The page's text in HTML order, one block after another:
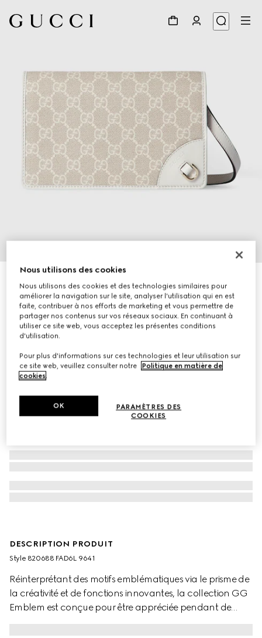
Portefeuille GG Emblem avec lanière en cuir
CA$2,090
DESCRIPTION PRODUIT
Style ‎820688 FAD6L 9641
Réinterprétant des motifs emblématiques via le prisme de
la créativité et de fonctions innovantes, la collection GG
Emblem est conçue pour être appréciée pendant de
Nous utilisons des cookies
Nous utilisons des cookies et des technologies similaires pour
améliorer la navigation sur le site, analyser l'utilisation qui en est
faite, contribuer à nos efforts de marketing et vous permettre de
partager nos contenus sur vos réseaux sociaux. En continuant à
utiliser ce site web, vous acceptez les présentes conditions
d'utilisation.
Pour plus d'informations sur ces technologies et leur utilisation sur
ce site web, veuillez consulter notre
Politique en matière de
cookies.
PARAMÈTRES DES
COOKIES
OK